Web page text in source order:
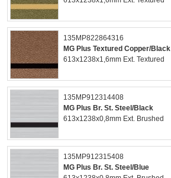
135MP822864316
MG Plus Textured Copper/Black
613x1238x1,6mm Ext. Textured
135MP912314408
MG Plus Br. St. Steel/Black
613x1238x0,8mm Ext. Brushed
135MP912315408
MG Plus Br. St. Steel/Blue